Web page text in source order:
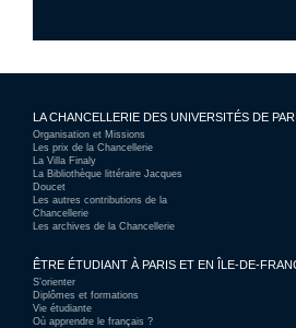
LA CHANCELLERIE DES UNIVERSITÉS DE
Organisation et Missions
Les prix de la Chancellerie
La Villa Finaly
La Bibliothèque littéraire Jacques
Doucet
Les autres contributions de la
Chancellerie
Les archives de la Chancellerie
ÊTRE ÉTUDIANT À PARIS ET EN ÎLE-DE-
S’orienter
Diplômes et formations
Vie étudiante
Où apprendre le français ?